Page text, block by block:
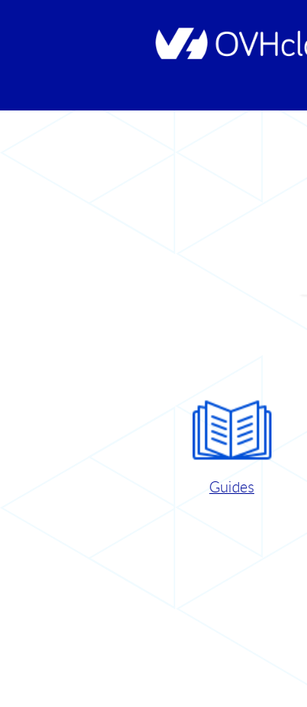
Guides